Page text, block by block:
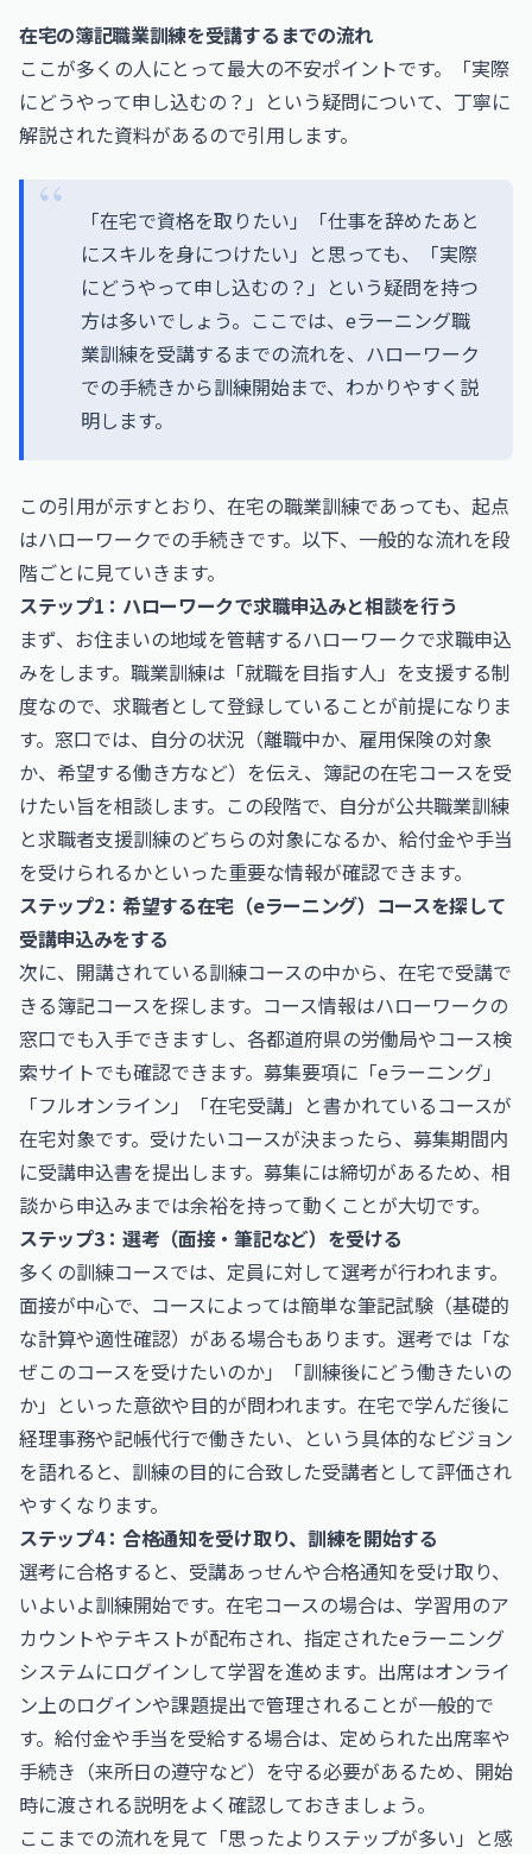
在宅の簿記職業訓練を受講するまでの流れ
ここが多くの人にとって最大の不安ポイントです。「実際
にどうやって申し込むの？」という疑問について、丁寧に
解説された資料があるので引用します。
「在宅で資格を取りたい」「仕事を辞めたあと
にスキルを身につけたい」と思っても、「実際
にどうやって申し込むの？」という疑問を持つ
方は多いでしょう。ここでは、eラーニング職
業訓練を受講するまでの流れを、ハローワーク
での手続きから訓練開始まで、わかりやすく説
明します。
この引用が示すとおり、在宅の職業訓練であっても、起点
はハローワークでの手続きです。以下、一般的な流れを段
階ごとに見ていきます。
ステップ1：ハローワークで求職申込みと相談を行う
まず、お住まいの地域を管轄するハローワークで求職申込
みをします。職業訓練は「就職を目指す人」を支援する制
度なので、求職者として登録していることが前提になりま
す。窓口では、自分の状況（離職中か、雇用保険の対象
か、希望する働き方など）を伝え、簿記の在宅コースを受
けたい旨を相談します。この段階で、自分が公共職業訓練
と求職者支援訓練のどちらの対象になるか、給付金や手当
を受けられるかといった重要な情報が確認できます。
ステップ2：希望する在宅（eラーニング）コースを探して
受講申込みをする
次に、開講されている訓練コースの中から、在宅で受講で
きる簿記コースを探します。コース情報はハローワークの
窓口でも入手できますし、各都道府県の労働局やコース検
索サイトでも確認できます。募集要項に「eラーニング」
「フルオンライン」「在宅受講」と書かれているコースが
在宅対象です。受けたいコースが決まったら、募集期間内
に受講申込書を提出します。募集には締切があるため、相
談から申込みまでは余裕を持って動くことが大切です。
ステップ3：選考（面接・筆記など）を受ける
多くの訓練コースでは、定員に対して選考が行われます。
面接が中心で、コースによっては簡単な筆記試験（基礎的
な計算や適性確認）がある場合もあります。選考では「な
ぜこのコースを受けたいのか」「訓練後にどう働きたいの
か」といった意欲や目的が問われます。在宅で学んだ後に
経理事務や記帳代行で働きたい、という具体的なビジョン
を語れると、訓練の目的に合致した受講者として評価され
やすくなります。
ステップ4：合格通知を受け取り、訓練を開始する
選考に合格すると、受講あっせんや合格通知を受け取り、
いよいよ訓練開始です。在宅コースの場合は、学習用のア
カウントやテキストが配布され、指定されたeラーニング
システムにログインして学習を進めます。出席はオンライ
ン上のログインや課題提出で管理されることが一般的で
す。給付金や手当を受給する場合は、定められた出席率や
手続き（来所日の遵守など）を守る必要があるため、開始
時に渡される説明をよく確認しておきましょう。
ここまでの流れを見て「思ったよりステップが多い」と感